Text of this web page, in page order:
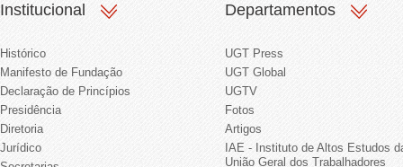
Institucional
Histórico
Manifesto de Fundação
Declaração de Princípios
Presidência
Diretoria
Jurídico
Departamentos
UGT Press
UGT Global
UGTV
Fotos
Artigos
IAE - Instituto de Altos Estudos
União Geral dos Trabalhadores